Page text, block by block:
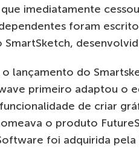
imediatamente
foram
lançamento do
primeiro adaptou o
de criar
o produto
foi adquirida